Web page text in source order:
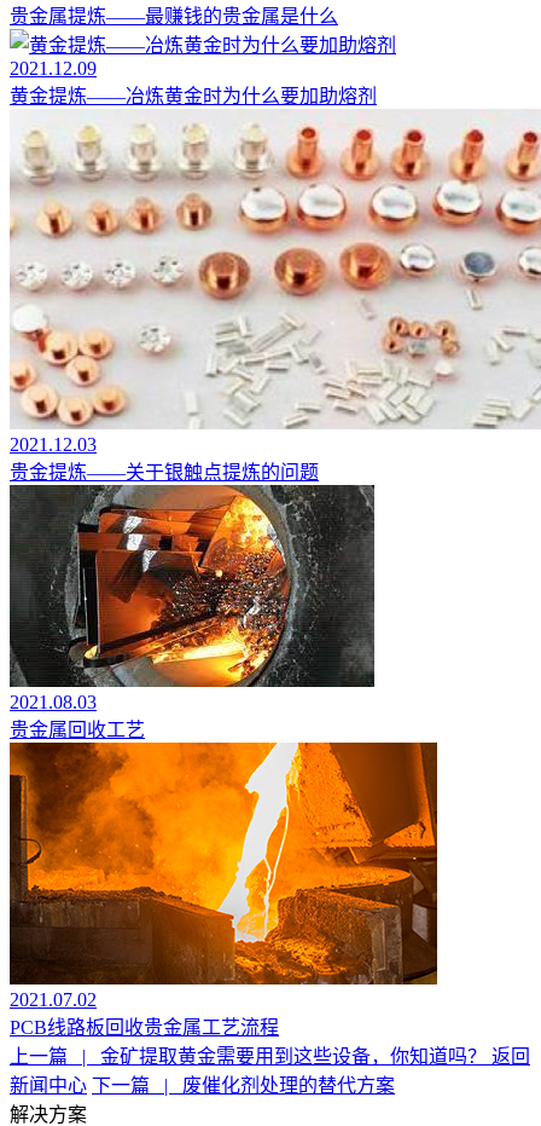
贵金属提炼——最赚钱的贵金属是什么
2021.12.09
黄金提炼——冶炼黄金时为什么要加助熔剂
2021.12.03
贵金提炼——关于银触点提炼的问题
2021.08.03
贵金属回收工艺
2021.07.02
PCB线路板回收贵金属工艺流程
上一篇
| 金矿提取黄金需要用到这些设备，你知道吗？
返回
新闻中心 下一篇 |
废催化剂处理的替代方案
解决方案